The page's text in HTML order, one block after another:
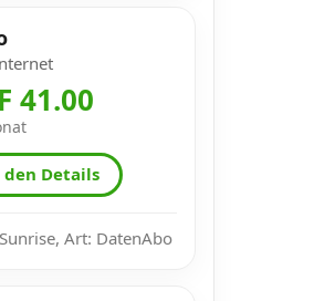
41.00
den Details
Art: DatenAbo